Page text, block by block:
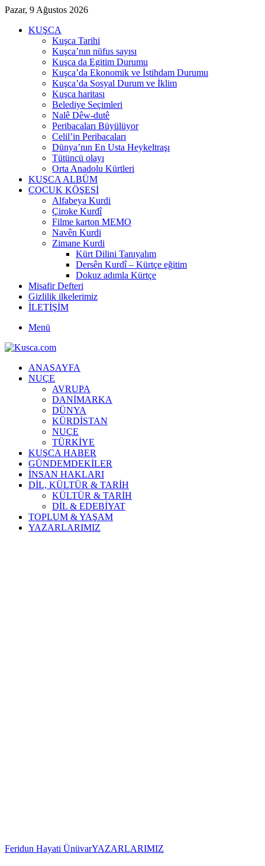
Pazar, 9 Ağustos 2026
KUŞCA
Kuşca Tarihi
Kuşca’nın nüfus sayısı
Kuşca da Egitim Durumu
Kuşca’da Ekonomik ve İstihdam Durumu
Kuşca’da Sosyal Durum ve İklim
Kuşca haritası
Belediye Seçimleri
Nalê Dêw-dutê
Peribacaları Büyülüyor
Celil’in Peribacaları
Dünya’nın En Usta Heykeltraşı
Tütüncü olayı
Orta Anadolu Kürtleri
KUŞCA ALBÜM
ÇOCUK KÖŞESİ
Alfabeya Kurdi
Çiroke Kurdî
Filme karton MEMO
Navên Kurdi
Zimane Kurdi
Kürt Dilini Tanıyalım
Dersên Kurdî – Kürtçe eğitim
Dokuz adımla Kürtçe
Misafir Defteri
Gizlilik ilkelerimiz
İLETİŞİM
Menü
ANASAYFA
NUÇE
AVRUPA
DANİMARKA
DÜNYA
KÜRDİSTAN
NUÇE
TÜRKİYE
KUŞCA HABER
GÜNDEMDEKİLER
İNSAN HAKLARI
DİL, KÜLTÜR & TARİH
KÜLTÜR & TARİH
DİL & EDEBİYAT
TOPLUM & YAŞAM
YAZARLARIMIZ
Feridun Hayati ÜnüvarYAZARLARIMIZ